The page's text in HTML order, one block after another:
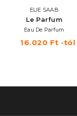
ELIE SAAB
Le Parfum
Eau De Parfum
16.020 Ft -tól